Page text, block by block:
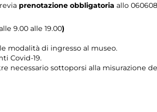
prenotazione obbligatoria allo 060608
9.00 alle 19.00)
modalità di ingresso al museo.
Covid-19.
necessario sottoporsi alla misurazione